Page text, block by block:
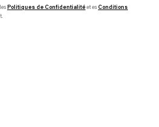
Politiques de Confidentialité et es Conditions